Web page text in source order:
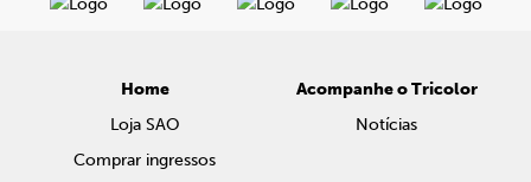
Home
Loja SAO
Comprar ingressos
Acompanhe o Tricolor
Notícias